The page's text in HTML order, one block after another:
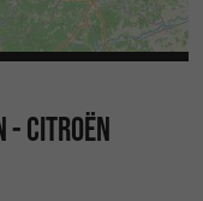
- CITROËN